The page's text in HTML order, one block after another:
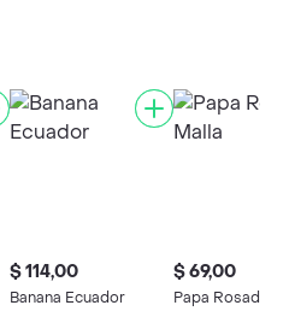
$ 114,00
Banana Ecuador
$ 69,00
Papa Rosada